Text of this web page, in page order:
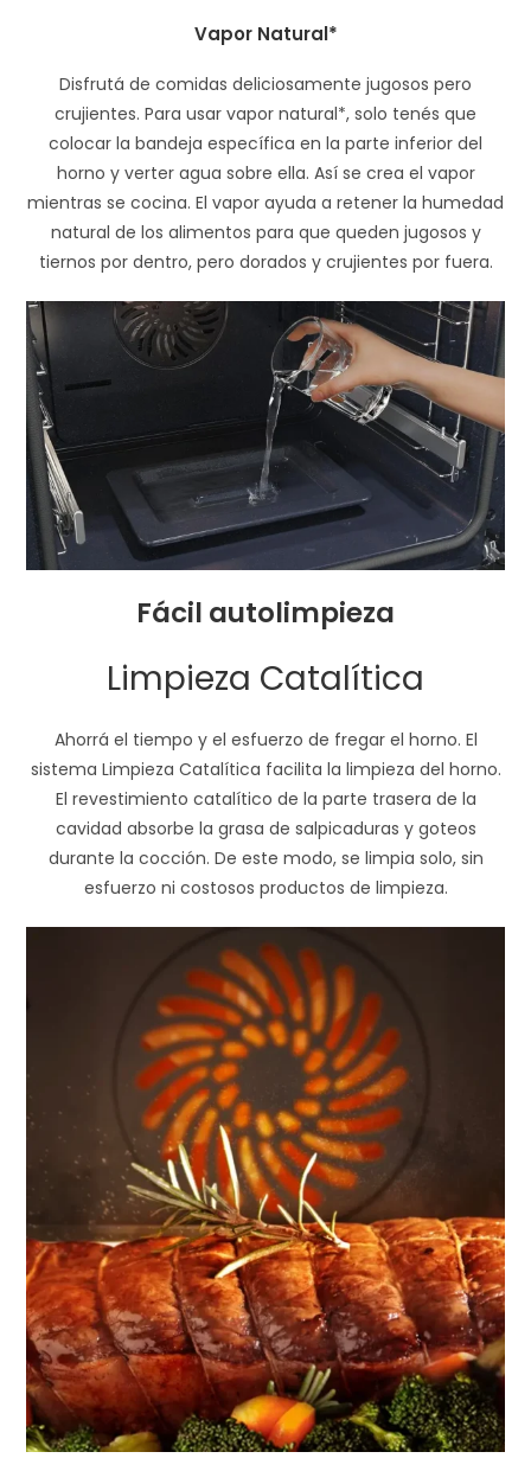
Vapor Natural*
Disfrutá de comidas deliciosamente jugosos pero
crujientes. Para usar vapor natural*, solo tenés que
colocar la bandeja específica en la parte inferior del
horno y verter agua sobre ella. Así se crea el vapor
mientras se cocina. El vapor ayuda a retener la humedad
natural de los alimentos para que queden jugosos y
tiernos por dentro, pero dorados y crujientes por fuera.
Fácil autolimpieza
Limpieza Catalítica
Ahorrá el tiempo y el esfuerzo de fregar el horno. El
sistema Limpieza Catalítica facilita la limpieza del horno.
El revestimiento catalítico de la parte trasera de la
cavidad absorbe la grasa de salpicaduras y goteos
durante la cocción. De este modo, se limpia solo, sin
esfuerzo ni costosos productos de limpieza.